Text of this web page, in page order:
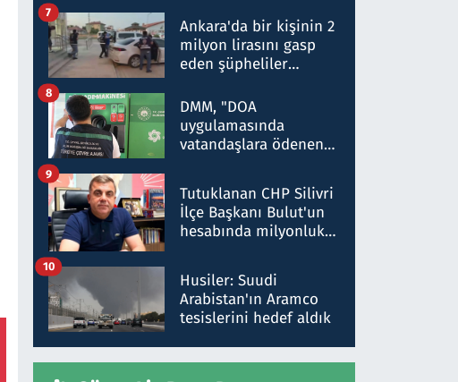
ifadelerinden ortaya
çıkan tablo şok etti
Ankara'da bir kişinin 2
milyon lirasını gasp
eden şüpheliler
7
DMM, "DOA
uygulamasında
vatandaşlara ödenen
düşürüldüğü" iddiasını
yalanladı
8
Tutuklanan CHP Silivri
İlçe Başkanı Bulut'un
hesabında milyonluk
talimat verdi, ben
gönderdim
9
Husiler: Suudi
Arabistan'ın Aramco
tesislerini hedef aldık
10